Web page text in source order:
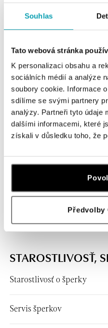
Souhlas
Tato webová stránka
K personalizaci obsahu a
sociálních médií a analýze
soubory cookie. Informace
sdílíme se svými partnery
analýzy. Partneři tyto údaje
dalšími informacemi, které
získali v důsledku toho, že
Předvolby
Kedy mi prídu šperky?
V akom štádiu je moja
REKLAMÁCIE,
Reklamácie
STAROSTLIVOSŤ,
Starostlivosť o šperky
Servis šperkov